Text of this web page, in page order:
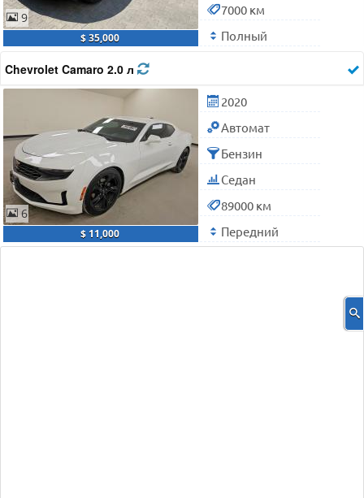
9
$ 35,000
7000 км
Полный
Chevrolet Camaro 2.0 л
6
$ 11,000
2020
Автомат
Бензин
Седан
89000 км
Передний